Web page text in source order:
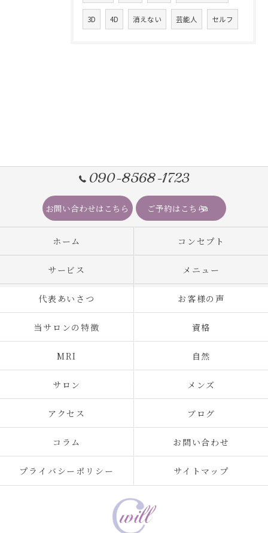
3D 4D 消えない 芸能人 セルフ
090-8568-1723
お問い合わせはこちら ご予約はこちら
ホーム コンセプト
サービス メニュー
代表あいさつ お客様の声
当サロンの特徴 資格
MRI 自然
サロン メンズ
アクセス ブログ
コラム お問い合わせ
プライバシーポリシー サイトマップ